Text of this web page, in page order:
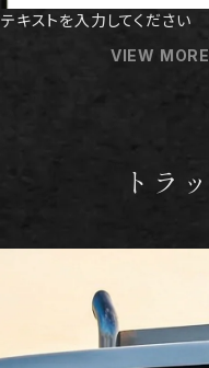
テキストを入力してください
VIEW MORE
トラ